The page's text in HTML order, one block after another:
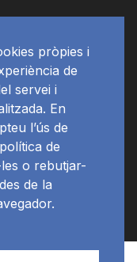
pròpies i
de
servei i
En
l’ús de
de
o rebutjar-
de la